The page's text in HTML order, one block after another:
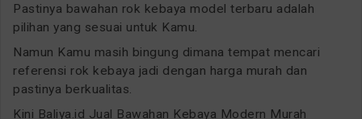
Pastinya bawahan rok kebaya model terbaru adalah
pilihan yang sesuai untuk Kamu.
Namun Kamu masih bingung dimana tempat mencari
referensi rok kebaya jadi dengan harga murah dan
pastinya berkualitas.
Kini Baliya.id Jual Bawahan Kebaya Modern Murah